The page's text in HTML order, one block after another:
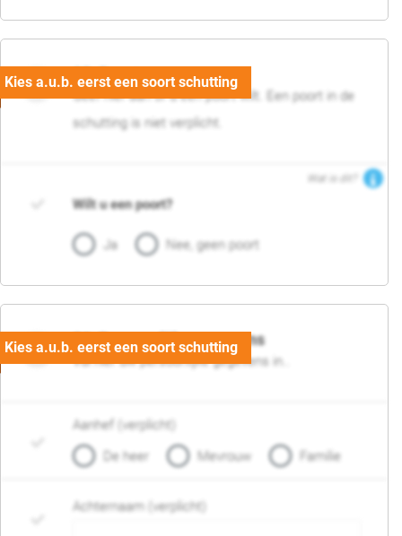
05. Poort
Geef hier aan of u een poort wilt. Een poort in de
schutting is niet verplicht.
Wat is dit?
Wilt u een poort?
Ja Nee, geen poort
06. Persoonlijke gegevens
Vul hier uw persoonlijke gegevens in..
Aanhef (verplicht)
De heer
Mevrouw Familie
Achternaam (verplicht)